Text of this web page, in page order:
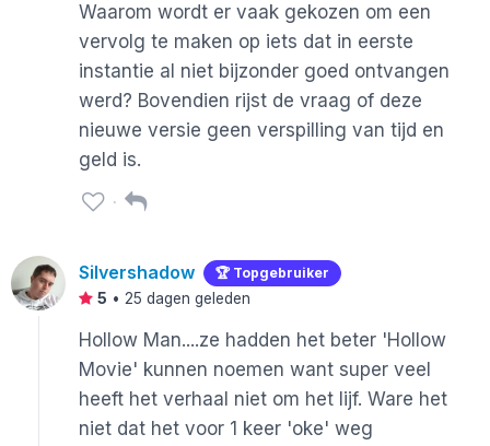
Waarom wordt er vaak gekozen om een
vervolg te maken op iets dat in eerste
instantie al niet bijzonder goed ontvangen
werd? Bovendien rijst de vraag of deze
nieuwe versie geen verspilling van tijd en
geld is.
Silvershadow 🏆 Topgebruiker
5 • 25 dagen geleden
Hollow Man....ze hadden het beter 'Hollow
Movie' kunnen noemen want super veel
heeft het verhaal niet om het lijf. Ware het
niet dat het voor 1 keer 'oke' weg